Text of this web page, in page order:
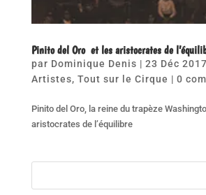
Pinito del Oro et les aristocrates de
par Dominique Denis | 23 Déc 2017
Artistes, Tout sur le Cirque | 0
Pinito del Oro, la reine du trapèze
aristocrates de l’équilibre